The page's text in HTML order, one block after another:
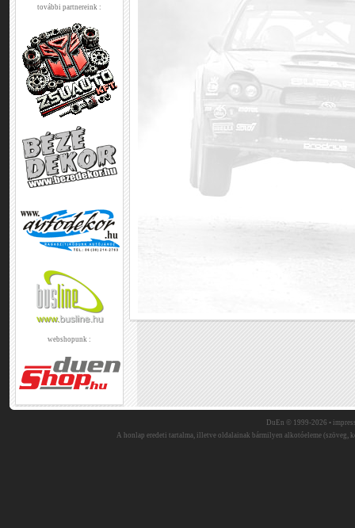
további partnereink :
webshopunk :
DuEn © 1999-2026 •
A honlap eredeti tartalma, illetve oldalainak bármilyen alkotóeleme (szöveg,